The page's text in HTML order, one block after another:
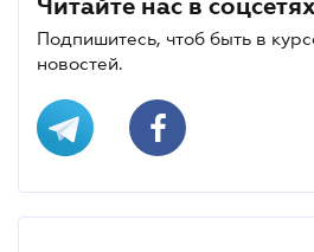
Читайте нас в
Подпишитесь, чтоб быть в
новостей.